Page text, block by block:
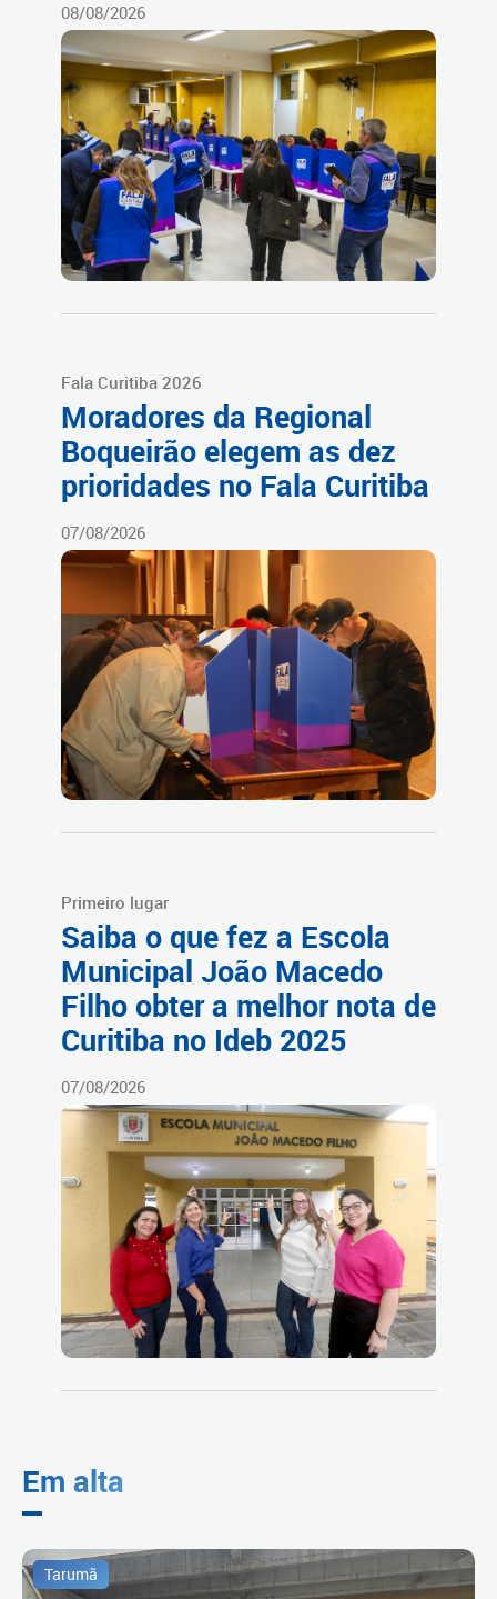
08/08/2026
Fala Curitiba 2026
Moradores da Regional
Boqueirão elegem as dez
prioridades no Fala Curitiba
07/08/2026
Primeiro lugar
Saiba o que fez a Escola
Municipal João Macedo
Filho obter a melhor nota de
Curitiba no Ideb 2025
07/08/2026
Em alta
Tarumã